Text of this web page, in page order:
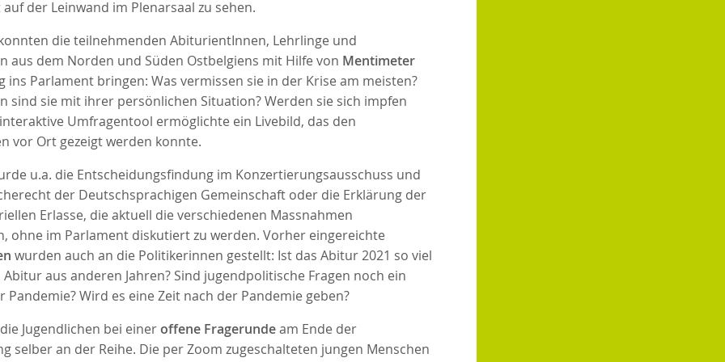
der Leinwand im Plenarsaal zu sehen.
die teilnehmenden AbiturientInnen, Lehrlinge und
aus dem Norden und Süden Ostbelgiens mit Hilfe von Mentimeter
ins Parlament bringen: Was vermissen sie in der Krise am meisten?
sind sie mit ihrer persönlichen Situation? Werden sie sich impfen
Umfragentool ermöglichte ein Livebild, das den
vor Ort gezeigt werden konnte.
u.a. die Entscheidungsfindung im Konzertierungsausschuss und
der Deutschsprachigen Gemeinschaft oder die Erklärung der
Erlasse, die aktuell die verschiedenen Massnahmen
ohne im Parlament diskutiert zu werden. Vorher eingereichte
wurden auch an die Politikerinnen gestellt: Ist das Abitur 2021 so viel
aus anderen Jahren? Sind jugendpolitische Fragen noch ein
Pandemie? Wird es eine Zeit nach der Pandemie geben?
Jugendlichen bei eineroffene Fragerundeam Ende der
selber an der Reihe. Die per Zoom zugeschalteten jungen Menschen